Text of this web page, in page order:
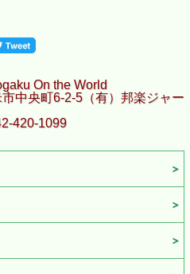
On the World
中央町6-2-5（有）邦楽ジャー
420-1099